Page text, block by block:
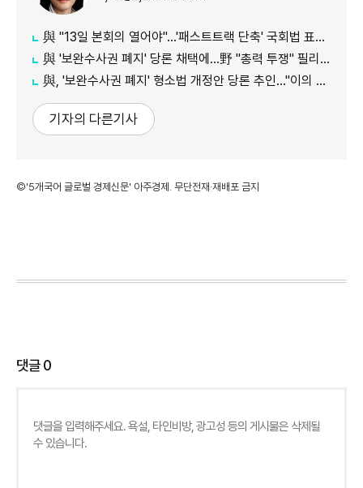
與 "13일 본회의 열어야"…'패스트트랙 단축' 국회법 표결 추진
與 '보완수사권 폐지' 당론 채택에…野 "총력 투쟁" 필리버스터 예고
與, '보완수사권 폐지' 형소법 개정안 당론 추인…"이의 없이 채택"
기자의 다른기사
©'5개국어 글로벌 경제신문' 아주경제. 무단전재·재배포 금지
댓글0